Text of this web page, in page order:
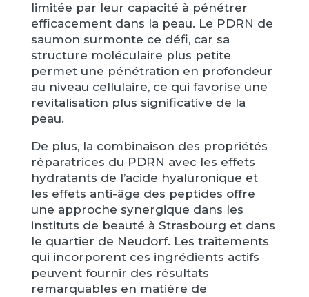
limitée par leur capacité à pénétrer
efficacement dans la peau. Le PDRN de
saumon surmonte ce défi, car sa
structure moléculaire plus petite
permet une pénétration en profondeur
au niveau cellulaire, ce qui favorise une
revitalisation plus significative de la
peau.
De plus, la combinaison des propriétés
réparatrices du PDRN avec les effets
hydratants de l’acide hyaluronique et
les effets anti-âge des peptides offre
une approche synergique dans les
instituts de beauté à Strasbourg et dans
le quartier de Neudorf. Les traitements
qui incorporent ces ingrédients actifs
peuvent fournir des résultats
remarquables en matière de